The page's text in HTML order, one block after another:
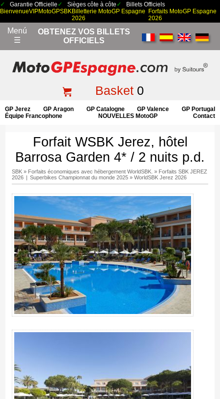
Garantie Officielle Sièges côte à côte
Billets Officiels
BienvenueVIPMotoGPSBKBilletterie MotoGP Espagne
2026
Forfaits MotoGP Espagne
2026
Menú
☰
OBTENEZ VOS BILLETS
OFFICIELS
Basket0
GP Jerez GP Aragon GP Catalogne GP Valence
GP Portugal
Équipe Francophone
NOUVELLES MotoGP Contact
Forfait WSBK Jerez, hôtel
Barrosa Garden 4* / 2 nuits p.d.
SBK» Forfaits économiques avec hébergement WorldSBK. » Forfaits SBK JEREZ
2026 | Superbikes Championnat du monde 2025» WorldSBK Jerez 2026